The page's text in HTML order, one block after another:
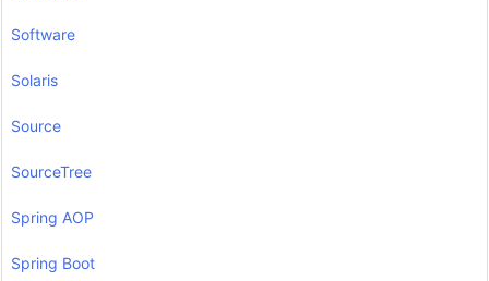
Software
Solaris
Source
SourceTree
Spring AOP
Spring Boot